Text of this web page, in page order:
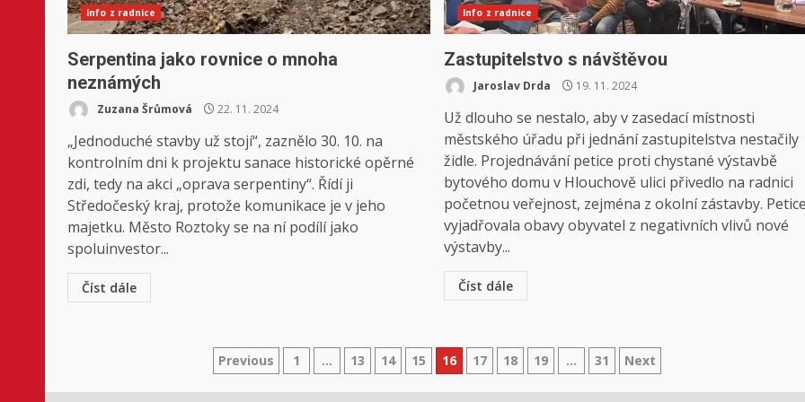
Info z radnice
Serpentina jako rovnice o mnoha
neznámých
Zuzana Šrůmová 22. 11. 2024
„Jednoduché stavby už stojí“, zaznělo 30. 10. na
kontrolním dni k projektu sanace historické opěrné
zdi, tedy na akci „oprava serpentiny“. Řídí ji
Středočeský kraj, protože komunikace je v jeho
majetku. Město Roztoky se na ní podílí jako
spoluinvestor...
Číst dále
Info z radnice
Zastupitelstvo s návštěvou
Jaroslav Drda 19. 11. 2024
Už dlouho se nestalo, aby v zasedací místnosti
městského úřadu při jednání zastupitelstva nestačily
židle. Projednávání petice proti chystané výstavbě
bytového domu v Hlouchově ulici přivedlo na radnici
početnou veřejnost, zejména z okolní zástavby.
vyjadřovala obavy obyvatel z negativních vlivů nové
výstavby...
Číst dále
Stránkování
Previous 1 … 13 14 15 16 17 18 19 … 31 Next